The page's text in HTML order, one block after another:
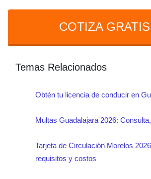
línea en
retención del vehículo y
legales. Es obligatorio contar
documento y mantenerlo
según la Ley de Movilidad y
COTIZA GRATIS
Temas Relacionados
Obtén tu licencia de conducir en
Multas Guadalajara 2026:
Tarjeta de Circulación Morelos
requisitos y costos